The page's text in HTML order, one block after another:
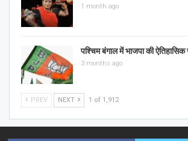
1 month ago
पश्चिम बंगाल में भाजपा की ऐतिहासिक
3 months ago
PREV NEXT 1 of 1,912